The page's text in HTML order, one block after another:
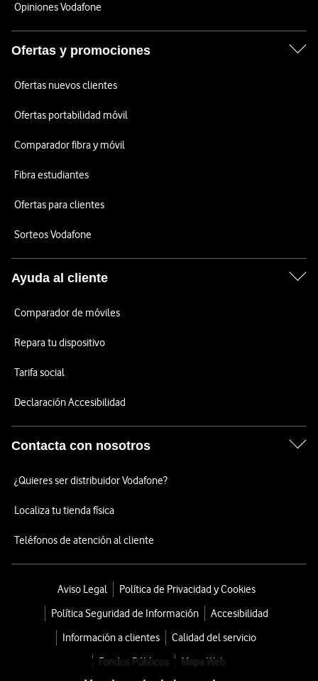
Opiniones Vodafone
Ofertas y promociones
Ofertas nuevos clientes
Ofertas portabilidad móvil
Comparador fibra y móvil
Fibra estudiantes
Ofertas para clientes
Sorteos Vodafone
Ayuda al cliente
Comparador de móviles
Repara tu dispositivo
Tarifa social
Declaración Accesibilidad
Contacta con nosotros
¿Quieres ser distribuidor Vodafone?
Localiza tu tienda física
Teléfonos de atención al cliente
Aviso Legal
Política de Privacidad y Cookies
Política Seguridad de Información
Accesibilidad
Información a clientes
Calidad del servicio
Fondos Públicos
Mapa Web